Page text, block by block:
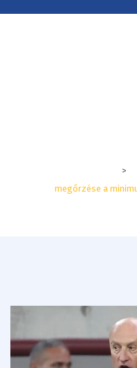
A
MINIMUM CÉL
>
megőrzése a